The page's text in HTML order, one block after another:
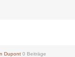
Dupont0 Beiträge